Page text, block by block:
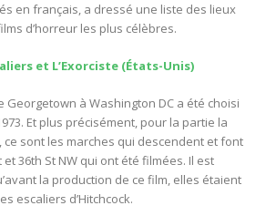
en français, a dressé une liste des lieux
d’horreur les plus célèbres.
et L’Exorciste (États-Unis)
à Washington DC a été choisi
Et plus précisément, pour la partie la
sont les marches qui descendent et font
et 36th St NW qui ont été filmées. Il est
la production de ce film, elles étaient
escaliers d’Hitchcock.